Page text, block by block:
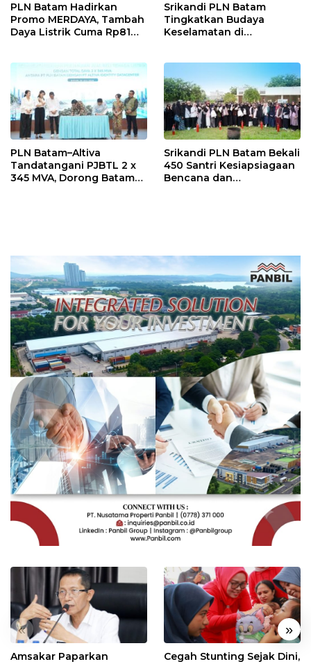
PLN Batam Hadirkan
Promo MERDAYA, Tambah
Daya Listrik Cuma Rp81
Srikandi PLN Batam
Tingkatkan Budaya
Keselamatan di
PLN Batam–Altiva
Tandatangani PJBTL 2 x
345 MVA, Dorong Batam
Srikandi PLN Batam Bekali
450 Santri Kesiapsiagaan
Bencana dan
« »
Amsakar Paparkan
Cegah Stunting Sejak Dini,